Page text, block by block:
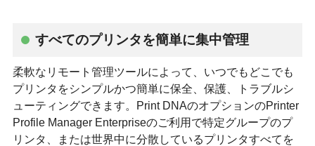
すべてのプリンタを簡単に集中管理
柔軟なリモート管理ツールによって、いつでもどこでも
プリンタをシンプルかつ簡単に保全、保護、トラブルシ
ューティングできます。Print DNAのオプションのPrinter
Profile Manager Enterpriseのご利用で特定グループのプ
リンタ、または世界中に分散しているプリンタすべてを